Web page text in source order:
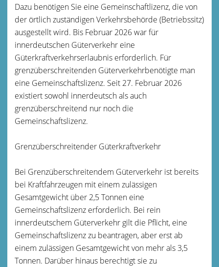
Dazu benötigen Sie eine Gemeinschaftlizenz, die von
der örtlich zuständigen Verkehrsbehörde (Betriebssitz)
ausgestellt wird. Bis Februar 2026 war für
innerdeutschen Güterverkehr eine
Güterkraftverkehrserlaubnis erforderlich. Für
grenzüberschreitenden Güterverkehrbenötigte man
eine Gemeinschaftslizenz. Seit 27. Februar 2026
existiert sowohl innerdeutsch als auch
grenzüberschreitend nur noch die
Gemeinschaftslizenz.
Grenzüberschreitender Güterkraftverkehr
Bei Grenzüberschreitendem Güterverkehr ist bereits
bei Kraftfahrzeugen mit einem zulässigen
Gesamtgewicht über 2,5 Tonnen eine
Gemeinschaftslizenz erforderlich. Bei rein
innerdeutschem Güterverkehr gilt die Pflicht, eine
Gemeinschaftslizenz zu beantragen, aber erst ab
einem zulässigen Gesamtgewicht von mehr als 3,5
Tonnen. Darüber hinaus berechtigt sie zu